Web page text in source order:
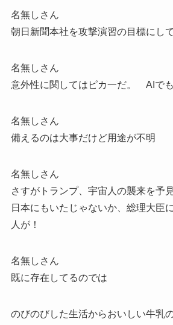
名無しさん
朝日新聞本社を攻撃演習の目標にし
名無しさん
意外性に関してはピカ一だ。 AIでも
名無しさん
備えるのは大事だけど用途が不明
名無しさん
さすがトランプ、宇宙人の襲来を予
日本にもいたじゃないか、総理大臣
人が！
名無しさん
既に存在してるのでは
のびのびした生活からおいしい牛乳